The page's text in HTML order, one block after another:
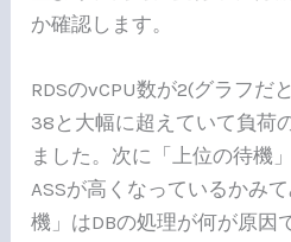
か確認します。
RDSのvCPU数が2(グラフだ
38と大幅に超えていて負荷
ました。次に「上位の待機
ASSが高くなっているかみ
機」はDBの処理が何が原因